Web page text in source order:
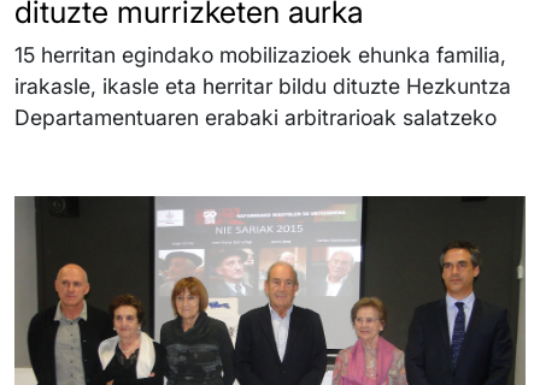
dituzte murrizketen aurka
15 herritan egindako mobilizazioek ehunka familia,
irakasle, ikasle eta herritar bildu dituzte Hezkuntza
Departamentuaren erabaki arbitrarioak salatzeko
Irudia